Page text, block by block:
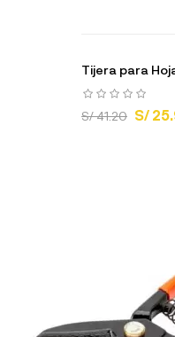
Tijera para
S/ 41.20 S/